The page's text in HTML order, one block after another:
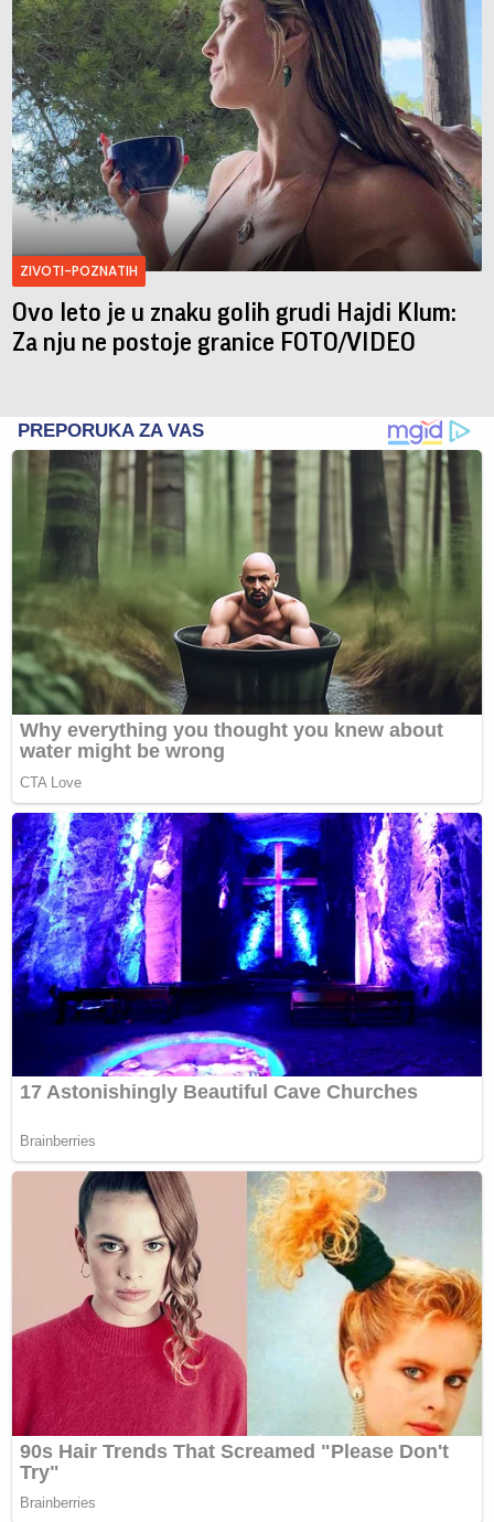
ZIVOTI-POZNATIH
Ovo leto je u znaku golih grudi Hajdi Klum:
Za nju ne postoje granice FOTO/VIDEO